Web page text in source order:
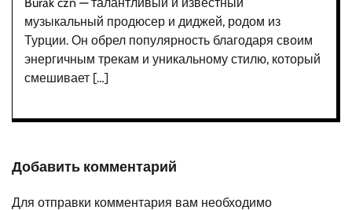
музыкальный продюсер и диджей, родом из
Турции. Он обрел популярность благодаря своим
энергичным трекам и уникальному стилю, который
смешивает […]
Добавить комментарий
Для отправки комментария вам необходимо